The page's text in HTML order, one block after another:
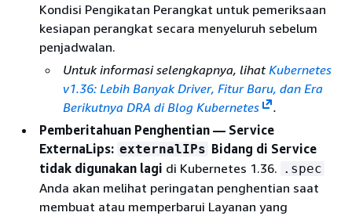
Kondisi Pengikatan Perangkat untuk pemeriksaan
kesiapan perangkat secara menyeluruh sebelum
penjadwalan.
Untuk informasi selengkapnya, lihat Kubernetes
v1.36: Lebih Banyak Driver, Fitur Baru, dan Era
Berikutnya DRA di Blog Kubernetes
.
Pemberitahuan Penghentian — Service
ExternaLips: externalIPs Bidang di Service
tidak digunakan lagi di Kubernetes 1.36. .spec
Anda akan melihat peringatan penghentian saat
membuat atau memperbarui Layanan yang